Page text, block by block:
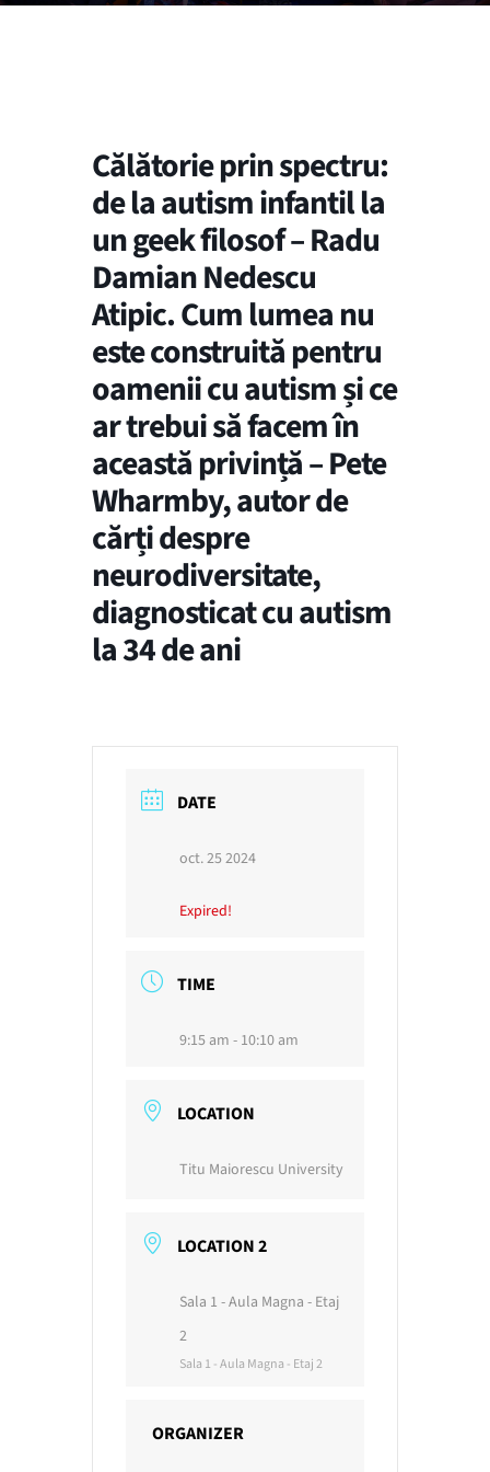
Călătorie prin spectru:
de la autism infantil la
un geek filosof – Radu
Damian Nedescu
Atipic. Cum lumea nu
este construită pentru
oamenii cu autism și ce
ar trebui să facem în
această privință – Pete
Wharmby, autor de
cărți despre
neurodiversitate,
diagnosticat cu autism
la 34 de ani
DATE
oct. 25 2024
Expired!
TIME
9:15 am - 10:10 am
LOCATION
Titu Maiorescu University
LOCATION 2
Sala 1 - Aula Magna - Etaj
2
Sala 1 - Aula Magna - Etaj 2
ORGANIZER